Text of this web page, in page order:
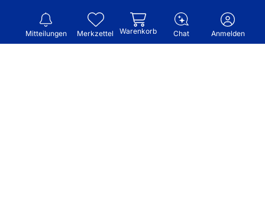
Mitteilungen Merkzettel Warenkorb Chat Anmelden